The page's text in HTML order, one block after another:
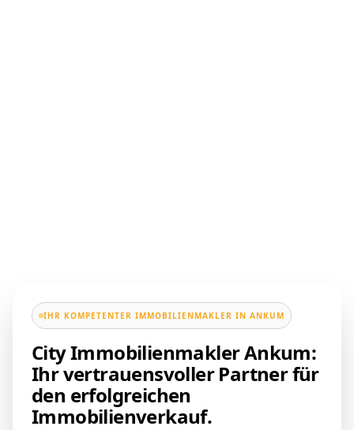
IHR KOMPETENTER IMMOBILIENMAKLER IN ANKUM
City Immobilienmakler Ankum:
Ihr vertrauensvoller Partner für
den erfolgreichen
Immobilienverkauf.